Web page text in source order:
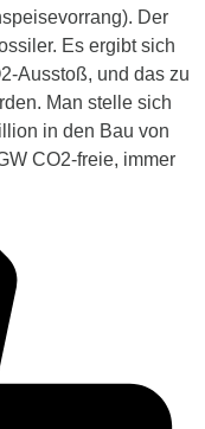
Der
Es ergibt sich
Ausstoß, und das zu
Man stelle sich
in den Bau von
CO2-freie, immer